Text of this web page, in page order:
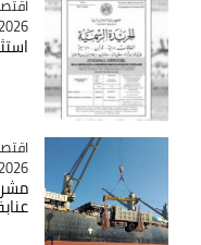
اقتصاد
- 17:31
اقتصاد
- 22:31